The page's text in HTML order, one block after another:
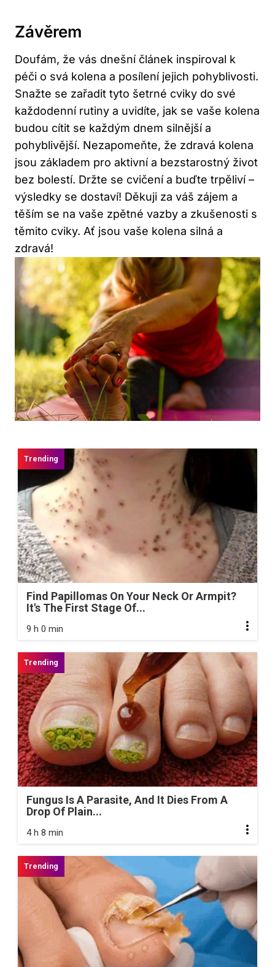
Závěrem
Doufám, že vás dnešní článek inspiroval k
péči o svá kolena a posílení jejich pohyblivosti.
Snažte se zařadit tyto šetrné cviky do své
každodenní rutiny a uvidíte, jak se vaše kolena
budou cítit se každým dnem silnější a
pohyblivější. Nezapomeňte, že zdravá kolena
jsou základem pro aktivní a bezstarostný život
bez bolestí. Držte se cvičení a buďte trpěliví –
výsledky se dostaví! Děkuji za váš zájem a
těším se na vaše zpětné vazby a zkušenosti s
těmito cviky. Ať jsou vaše kolena silná a
zdravá!
Find Papillomas On Your Neck Or Armpit?
It's The First Stage Of...
9 h 0 min
Fungus Is A Parasite, And It Dies From A
Drop Of Plain...
4 h 8 min